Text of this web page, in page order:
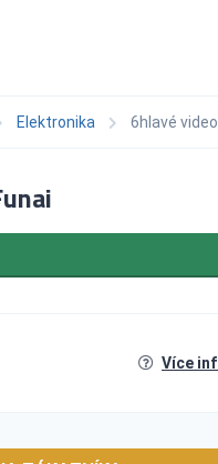
Elektronika 6hlavé
Více